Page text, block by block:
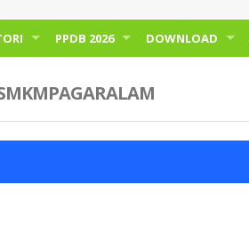
PPDB 2026 DOWNLOAD